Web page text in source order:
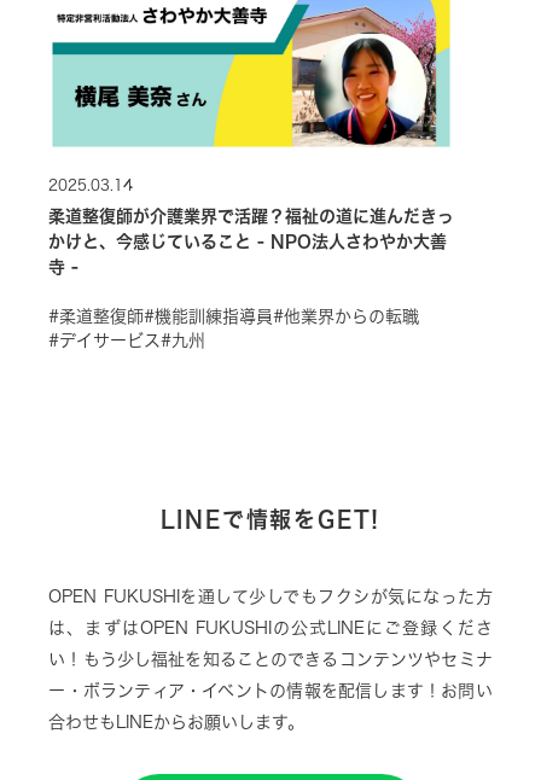
2025.03.14
柔道整復師が介護業界で活躍？福祉の道に進んだきっ
かけと、今感じていること - NPO法人さわやか大善
寺 -
#柔道整復師#機能訓練指導員#他業界からの転職
#デイサービス#九州
LINEで情報をGET!
OPEN FUKUSHIを通して少しでもフクシが気になった方
は、まずはOPEN FUKUSHIの公式LINEにご登録くださ
い！もう少し福祉を知ることのできるコンテンツやセミナ
ー・ボランティア・イベントの情報を配信します！お問い
合わせもLINEからお願いします。